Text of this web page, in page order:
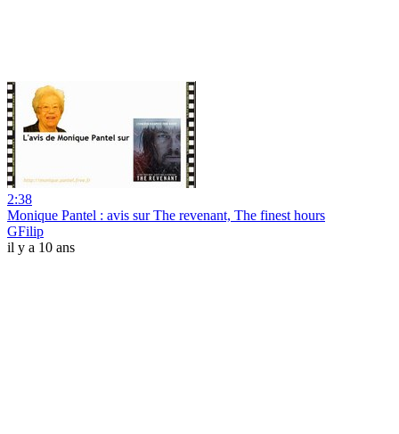
2:38
Monique Pantel : avis sur The revenant, The finest hours
GFilip
il y a 10 ans